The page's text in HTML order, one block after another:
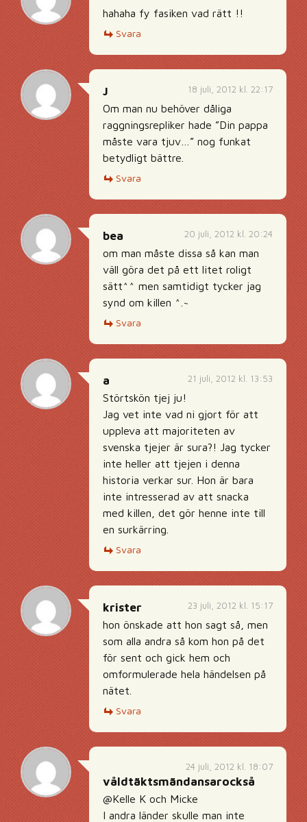
hahaha fy fasiken vad rätt !!
Svara
18 juli, 2012 kl. 22:17
J
Om man nu behöver dåliga
raggningsrepliker hade ”Din pappa
måste vara tjuv…” nog funkat
betydligt bättre.
Svara
20 juli, 2012 kl. 20:24
bea
om man måste dissa så kan man
väll göra det på ett litet roligt
sätt^^ men samtidigt tycker jag
synd om killen ^.~
Svara
21 juli, 2012 kl. 13:53
a
Störtskön tjej ju!
Jag vet inte vad ni gjort för att
uppleva att majoriteten av
svenska tjejer är sura?! Jag tycker
inte heller att tjejen i denna
historia verkar sur. Hon är bara
inte intresserad av att snacka
med killen, det gör henne inte till
en surkärring.
Svara
23 juli, 2012 kl. 15:17
krister
hon önskade att hon sagt så, men
som alla andra så kom hon på det
för sent och gick hem och
omformulerade hela händelsen på
nätet.
Svara
24 juli, 2012 kl. 18:07
våldtäktsmändansarockså
@Kelle K och Micke
I andra länder skulle man inte